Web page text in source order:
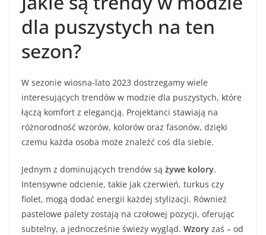
dla puszystych na ten
sezon?
W sezonie wiosna-lato 2023 dostrzegamy wiele
interesujących trendów w modzie dla puszystych, które
łączą komfort z elegancją. Projektanci stawiają na
różnorodność wzorów, kolorów oraz fasonów, dzięki
czemu każda osoba może znaleźć coś dla siebie.
Jednym z dominujących trendów są żywe kolory.
Intensywne odcienie, takie jak czerwień, turkus czy
fiolet, mogą dodać energii każdej stylizacji. Również
pastelowe palety zostają na czołowej pozycji, oferując
subtelny, a jednocześnie świeży wygląd. Wzory zaś – od